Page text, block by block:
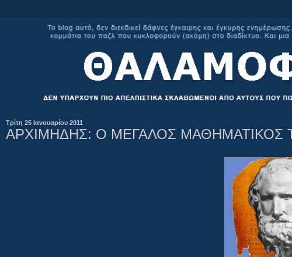
Τρίτη 25 Ιανουαρίου 2011
ΑΡΧΙΜΗΔΗΣ: Ο ΜΕΓΑΛΟΣ ΜΑΘΗΜΑΤΙΚΟΣ